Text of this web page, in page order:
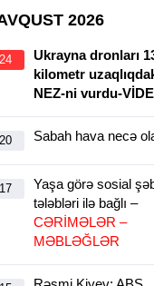
2026
Ukrayna dronları
kilometr
NEZ-ni vurdu-
Sabah hava necə
Yaşa görə sosial
tələbləri ilə bağlı –
CƏRİMƏLƏR –
MƏBLƏĞLƏR